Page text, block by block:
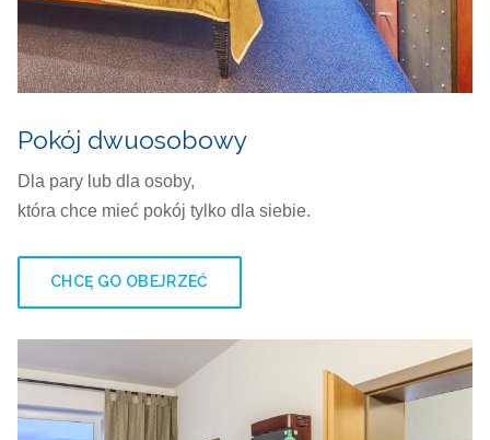
Pokój dwuosobowy
Dla pary lub dla osoby,
która chce mieć pokój tylko dla siebie.
CHCĘ GO OBEJRZEĆ